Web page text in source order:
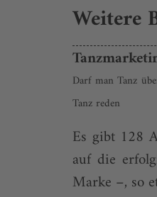
Weitere
Darf man Tanz
Tanz reden
Es gibt 128
auf die
Marke –, so